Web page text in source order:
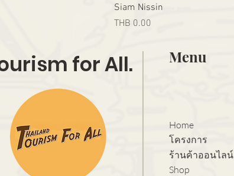
Quick View
Siam Nissin
Price
THB 0.00
for All. Menu
Home
โครงการ
ร้านค้าออนไลน์
Shop